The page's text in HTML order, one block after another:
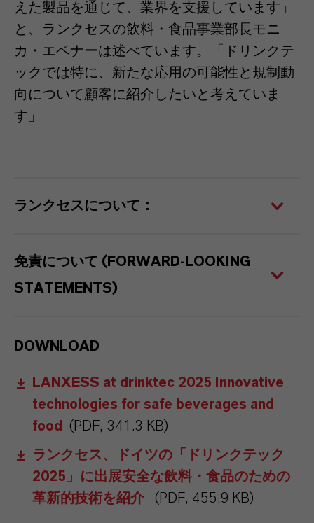
えた製品を通じて、業界を支援しています」
と、ランクセスの飲料・食品事業部長モニ
カ・エベナーは述べています。「ドリンクテ
ックでは特に、新たな応用の可能性と規制動
向について顧客に紹介したいと考えていま
す」
ランクセスについて：
免責について (FORWARD-LOOKING
STATEMENTS)
DOWNLOAD
LANXESS at drinktec 2025 Innovative
technologies for safe beverages and
food
(PDF, 341.3 KB)
ランクセス、ドイツの「ドリンクテック
2025」に出展安全な飲料・食品のための
革新的技術を紹介
(PDF, 455.9 KB)